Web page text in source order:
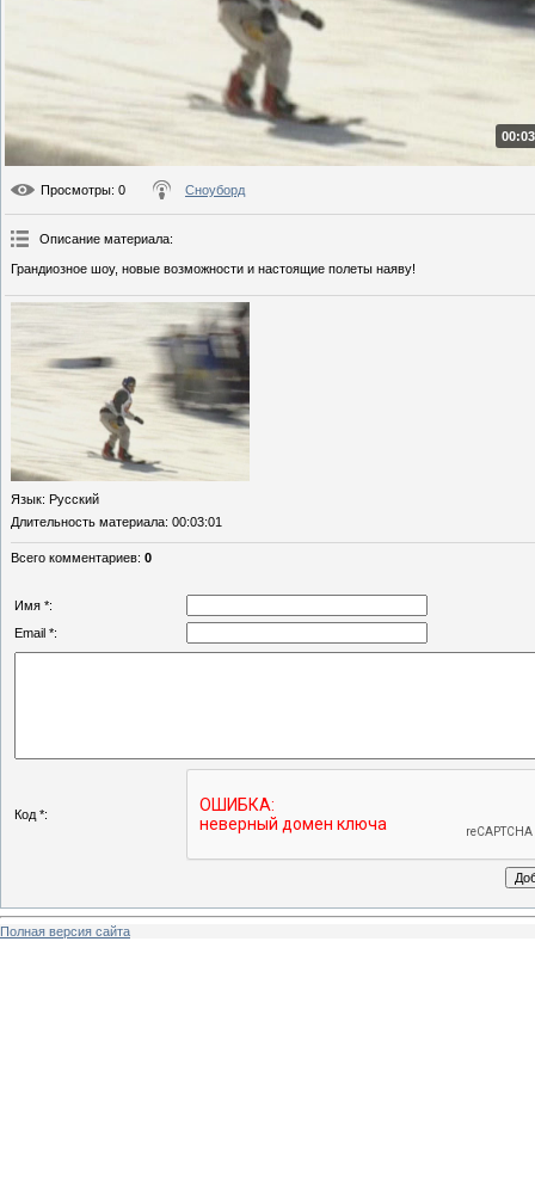
Просмотры: 0 Сноуборд
Описание материала:
Грандиозное шоу, новые возможности и настоящие полеты наяву!
Язык: Русский
Длительность материала: 00:03:01
Всего комментариев: 0
Имя *:
Email *:
Код *:
Полная версия сайта